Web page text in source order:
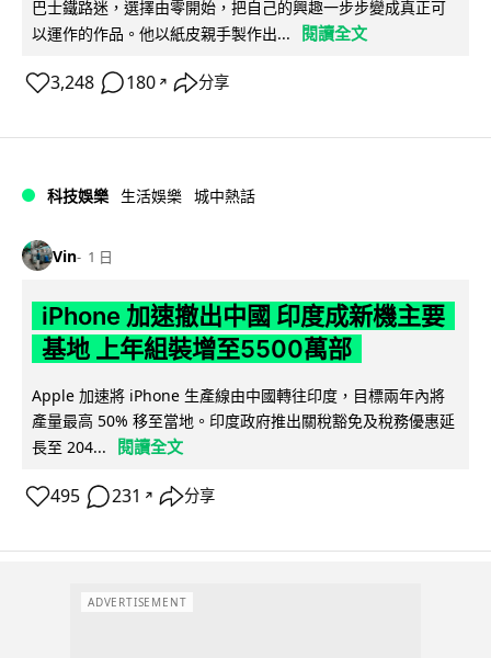
巴士鐵路迷，選擇由零開始，把自己的興趣一步步變成真正可
以運作的作品。他以紙皮親手製作出...
閱讀全文
3,248 180 ↗ 分享
科技娛樂 生活娛樂 城中熱話
Vin 1 日
iPhone 加速撤出中國 印度成新機主要
基地 上年組裝增至5500萬部
Apple 加速將 iPhone 生產線由中國轉往印度，目標兩年內將
產量最高 50% 移至當地。印度政府推出關稅豁免及稅務優惠延
長至 204...
閱讀全文
495 231 ↗ 分享
ADVERTISEMENT